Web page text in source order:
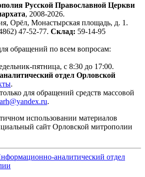
Русской Православной Церкви
, 2008-2026.
Орёл, Монастырская площадь, д. 1.
47-52-77. Склад: 59-14-95
обращений по всем вопросам:
пятница, с 8:30 до 17:00.
отдел Орловской
.
для обращений средств массовой
.
использовании материалов
сайт Орловской митрополии
аналитический отдел